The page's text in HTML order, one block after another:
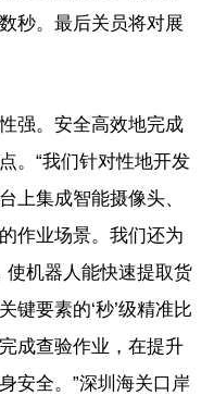
秒。最后关员将对展
强。安全高效地完成
。“我们针对性地开发
上集成智能摄像头、
作业场景。我们还为
使机器人能快速提取货
键要素的‘秒’级精准比
成查验作业，在提升
安全。”深圳海关口岸